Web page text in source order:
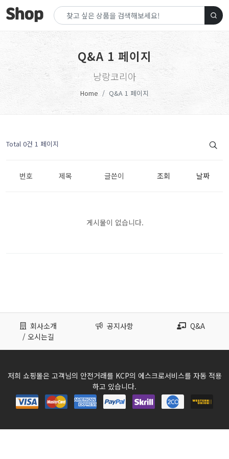
Q&A 1 페이지
낭랑코리아
Home Q&A 1 페이지
Total 0건 1 페이지
번호 제목 글쓴이 조회 날짜
게시물이 없습니다.
회사소개
/ 오시는길
공지사항 Q&A
저희 쇼핑몰은 고객님의 안전거래를 KCP의 에스크로서비스를 자동 적용
하고 있습니다.